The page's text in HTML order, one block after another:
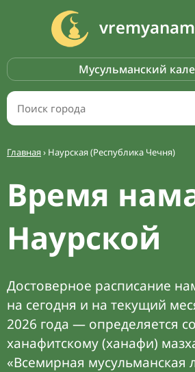
Мусульманский
Главная› Наурская (Республика Чечня)
Время
Наурской
Достоверное расписание
на сегодня и на текущий
2026 года — определяется
ханафитскому (ханафи)
«Всемирная мусульманская